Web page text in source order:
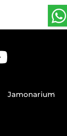
Jamonarium